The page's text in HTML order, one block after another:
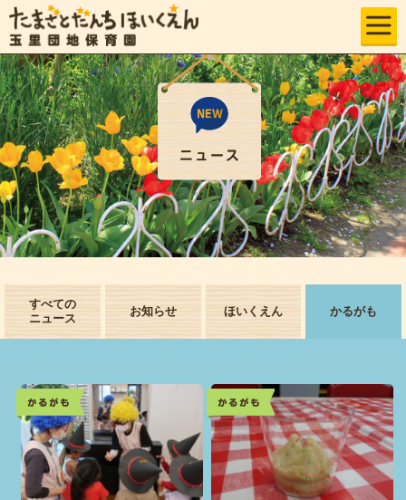
すべての
ニュース
お知らせ ほいくえん かるがも
かるがも かるがも